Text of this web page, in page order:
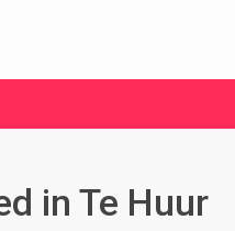
in Te Huur